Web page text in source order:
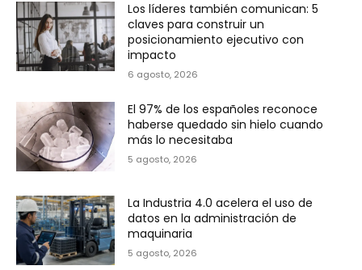
Los líderes también comunican: 5
claves para construir un
posicionamiento ejecutivo con
impacto
6 agosto, 2026
El 97% de los españoles reconoce
haberse quedado sin hielo cuando
más lo necesitaba
5 agosto, 2026
La Industria 4.0 acelera el uso de
datos en la administración de
maquinaria
5 agosto, 2026